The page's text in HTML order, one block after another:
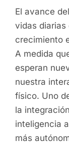
El avance
vidas diarias
crecimiento
A medida
esperan
nuestra
físico. Uno
la
inteligencia
más